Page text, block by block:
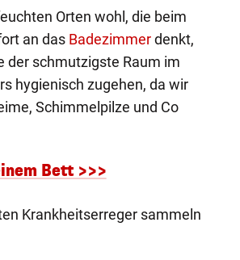
Orten wohl, die beim
an das Badezimmerdenkt,
der schmutzigste Raum im
hygienisch zugehen, da wir
Schimmelpilze und Co
Bett >>>
Krankheitserreger sammeln